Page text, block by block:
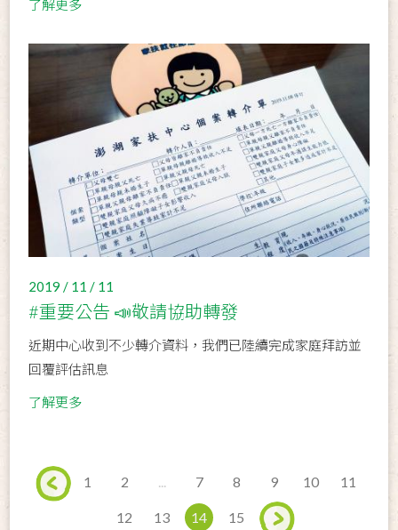
了解更多
2019 / 11 / 11
#重要公告 📣敬請協助轉發
近期中心收到不少轉介資料，我們已陸續完成家庭拜訪並
回覆評估訊息
了解更多
1 2 7 8 9 10 11
12 13 14 15